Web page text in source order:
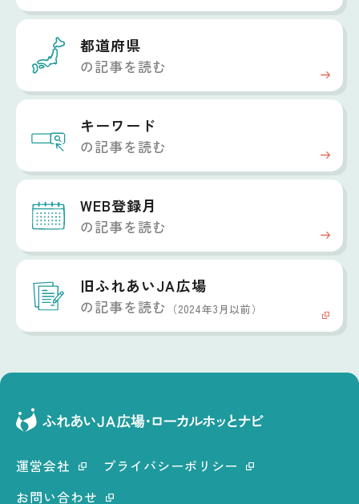
都道府県
の記事を読む
キーワード
の記事を読む
WEB登録月
の記事を読む
旧ふれあいJA広場
の記事を読む （2024年3月以前）
運営会社
プライバシーポリシー
お問い合わせ